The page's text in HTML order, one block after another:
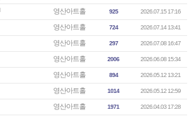
영산아트홀 925 2026.07.15 17:16
영산아트홀 724 2026.07.14 13:41
영산아트홀 297 2026.07.08 16:47
영산아트홀 2006 2026.06.08 15:34
영산아트홀 894 2026.05.12 13:21
영산아트홀 1014 2026.05.12 12:59
영산아트홀 1971 2026.04.03 17:28